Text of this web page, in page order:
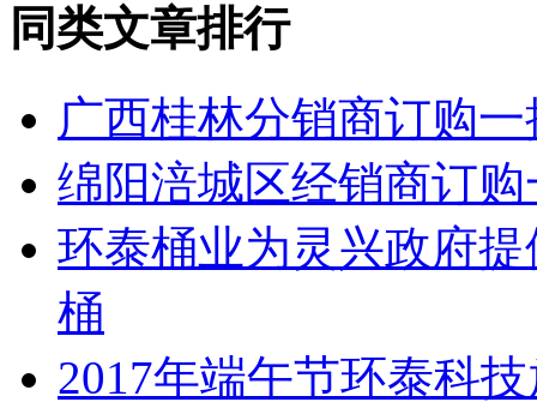
同类文章排行
广西桂林分销商订购
绵阳涪城区经销商订
环泰桶业为灵兴政府
桶
2017年端午节环泰科